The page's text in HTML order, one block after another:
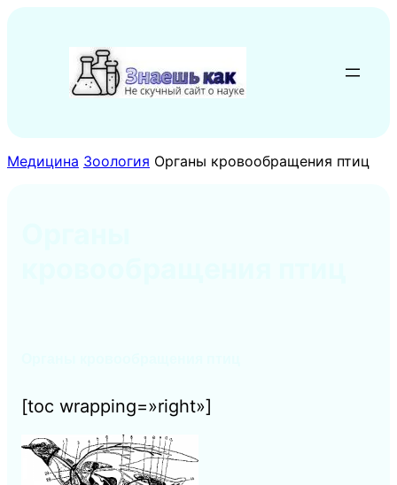
содержимому
Медицина Зоология Органы кровообращения птиц
[toc wrapping=»right»]